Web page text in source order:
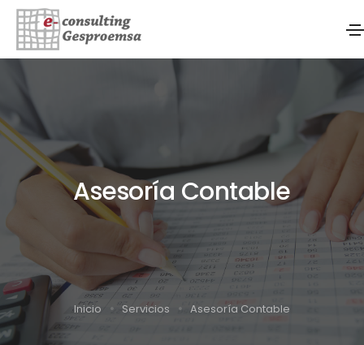
Asesoría Contable
Inicio Servicios Asesoría Contable